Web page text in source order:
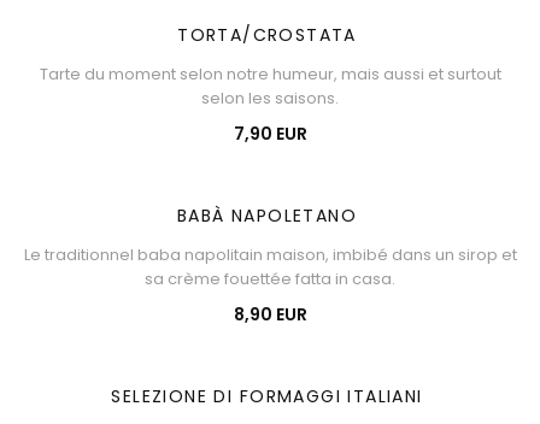
TORTA/CROSTATA
Tarte du moment selon notre humeur, mais aussi et surtout
selon les saisons.
7,90 EUR
BABÀ NAPOLETANO
Le traditionnel baba napolitain maison, imbibé dans un sirop et
sa crème fouettée fatta in casa.
8,90 EUR
SELEZIONE DI FORMAGGI ITALIANI